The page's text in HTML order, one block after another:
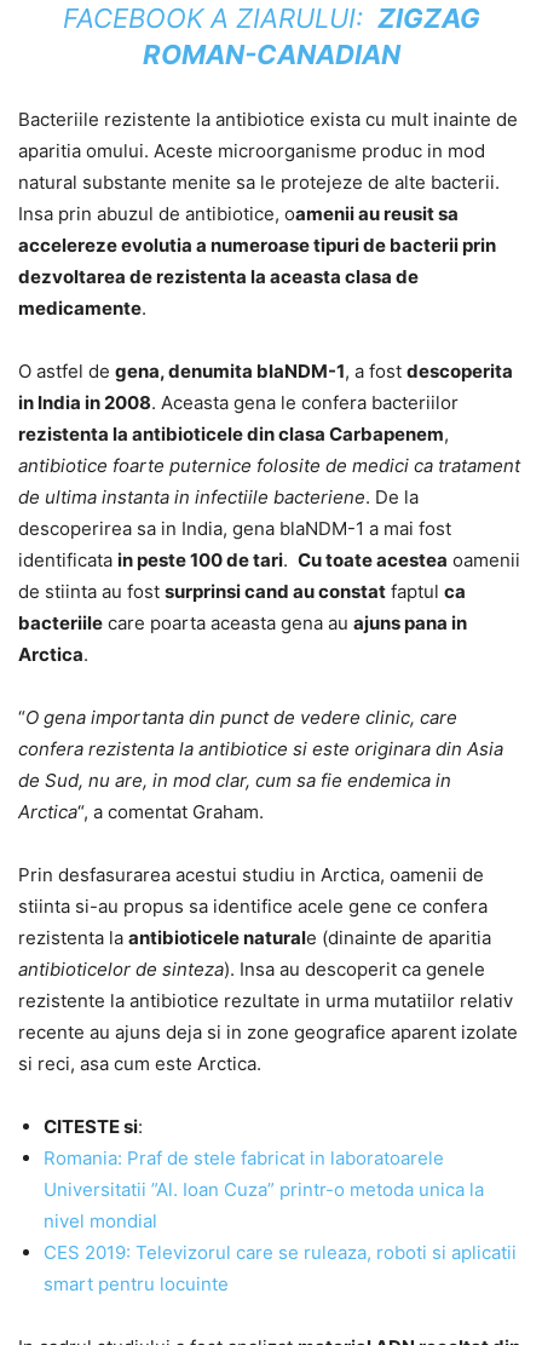
FACEBOOK A ZIARULUI: ZIGZAG
ROMAN-CANADIAN
Bacteriile rezistente la antibiotice exista cu mult inainte de
aparitia omului. Aceste microorganisme produc in mod
natural substante menite sa le protejeze de alte bacterii.
Insa prin abuzul de antibiotice, oamenii au reusit sa
accelereze evolutia a numeroase tipuri de bacterii prin
dezvoltarea de rezistenta la aceasta clasa de
medicamente.
O astfel de gena, denumita blaNDM-1, a fost descoperita
in India in 2008. Aceasta gena le confera bacteriilor
rezistenta la antibioticele din clasa Carbapenem,
antibiotice foarte puternice folosite de medici ca tratament
de ultima instanta in infectiile bacteriene. De la
descoperirea sa in India, gena blaNDM-1 a mai fost
identificata in peste 100 de tari. Cu toate acestea oamenii
de stiinta au fost surprinsi cand au constat faptul ca
bacteriile care poarta aceasta gena au ajuns pana in
Arctica.
“O gena importanta din punct de vedere clinic, care
confera rezistenta la antibiotice si este originara din Asia
de Sud, nu are, in mod clar, cum sa fie endemica in
Arctica“, a comentat Graham.
Prin desfasurarea acestui studiu in Arctica, oamenii de
stiinta si-au propus sa identifice acele gene ce confera
rezistenta la antibioticele naturale (dinainte de aparitia
antibioticelor de sinteza). Insa au descoperit ca genele
rezistente la antibiotice rezultate in urma mutatiilor relativ
recente au ajuns deja si in zone geografice aparent izolate
si reci, asa cum este Arctica.
CITESTE si:
Romania: Praf de stele fabricat in laboratoarele
Universitatii ”Al. Ioan Cuza” printr-o metoda unica la
nivel mondial
CES 2019: Televizorul care se ruleaza, roboti si aplicatii
smart pentru locuinte